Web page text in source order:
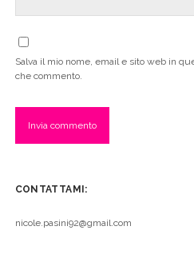
Salva il mio nome, email e sito web in
che commento.
CONTATTAMI:
nicole.pasini92@gmail.com